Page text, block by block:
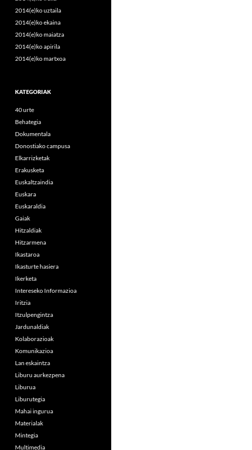
2014(e)ko uztaila
2014(e)ko ekaina
2014(e)ko maiatza
2014(e)ko apirila
2014(e)ko martxoa
KATEGORIAK
40 urte
Behategia
Dokumentala
Donostiako campusa
Elkarrizketak
Erakusketa
Euskaltzaindia
Euskara
Euskaraldia
Gaiak
Hitzaldiak
Hitzarmena
Ikastaroa
Ikasturte hasiera
Ikerketa
Intereseko Informazioa
Iritzia
Itzulpengintza
Jardunaldiak
Kolaborazioak
Komunikazioa
Lan eskaintza
Liburu aurkezpena
Liburua
Liburutegia
Mahai ingurua
Materialak
Mintegia
Multimedia